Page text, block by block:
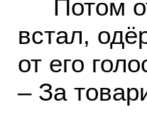
Потом
встал,
от его
– За